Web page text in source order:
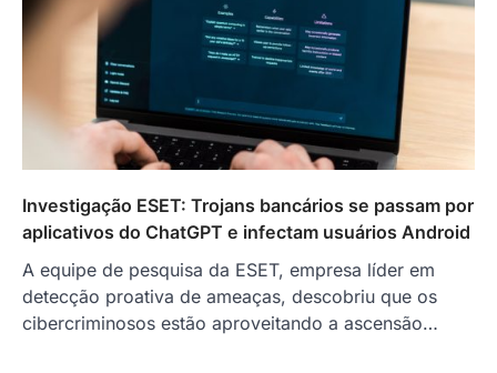
Investigação ESET: Trojans bancários se passam por
aplicativos do ChatGPT e infectam usuários Android
A equipe de pesquisa da ESET, empresa líder em
detecção proativa de ameaças, descobriu que os
cibercriminosos estão aproveitando a ascensão…